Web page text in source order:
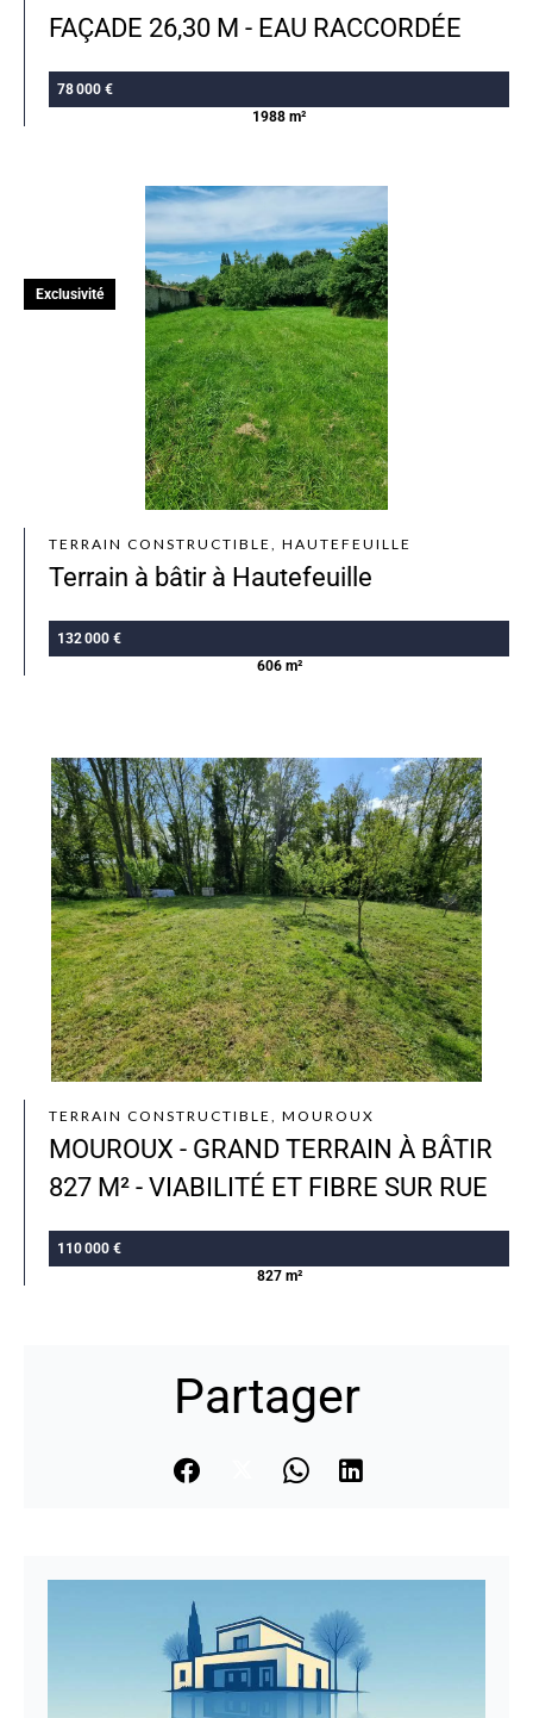
FAÇADE 26,30 M - EAU RACCORDÉE
78 000 €
1988 m²
TERRAIN CONSTRUCTIBLE, HAUTEFEUILLE
Terrain à bâtir à Hautefeuille
132 000 €
606 m²
Exclusivité
TERRAIN CONSTRUCTIBLE, MOUROUX
MOUROUX - GRAND TERRAIN À BÂTIR
827 M² - VIABILITÉ ET FIBRE SUR RUE
110 000 €
827 m²
Partager